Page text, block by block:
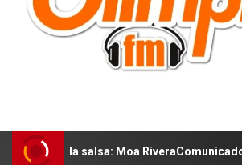
la salsa: Moa RiveraComunicado de prensa